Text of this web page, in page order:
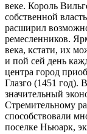
веке. Король
собственной
расширил
ремесленников.
века, кстати, их
и пой сей день
центра город
Глазго (1451 год).
значительный
Стремительному
способствовали
поселке Ньюарк,